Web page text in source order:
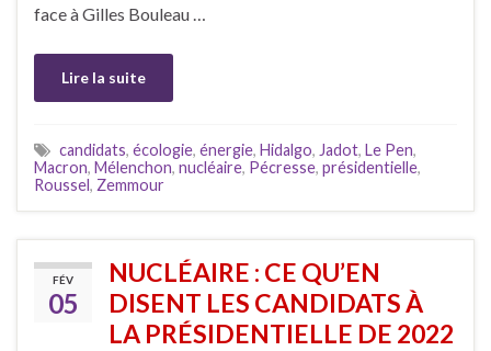
face à Gilles Bouleau …
Lire la suite
candidats, écologie, énergie, Hidalgo, Jadot, Le Pen,
Macron, Mélenchon, nucléaire, Pécresse, présidentielle,
Roussel, Zemmour
FÉV
05
NUCLÉAIRE : CE QU’EN
DISENT LES CANDIDATS À
LA PRÉSIDENTIELLE DE 2022